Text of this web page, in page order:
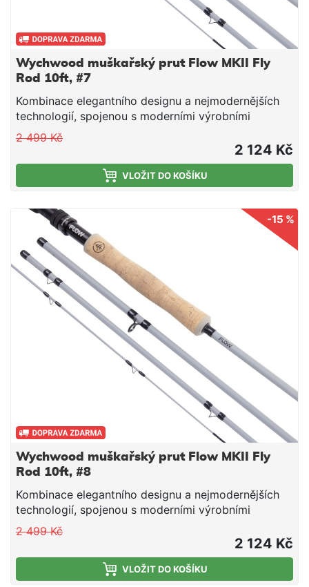
Wychwood muškařský prut Flow MKII Fly
Rod 10ft, #7
Kombinace elegantního designu a nejmodernějších
technologií, spojenou s moderními výrobními
postupy, je tato nová řada prutů FLOW navržena tak,
aby splňovala na maximum potřeby moderního
rybáře.
2 499 Kč
2 124 Kč
VLOŽIT DO KOŠÍKU
-15 %
Wychwood muškařský prut Flow MKII Fly
Rod 10ft, #8
Kombinace elegantního designu a nejmodernějších
technologií, spojenou s moderními výrobními
postupy, je tato nová řada prutů FLOW navržena tak,
aby splňovala na maximum potřeby moderního
rybáře.
2 499 Kč
2 124 Kč
VLOŽIT DO KOŠÍKU